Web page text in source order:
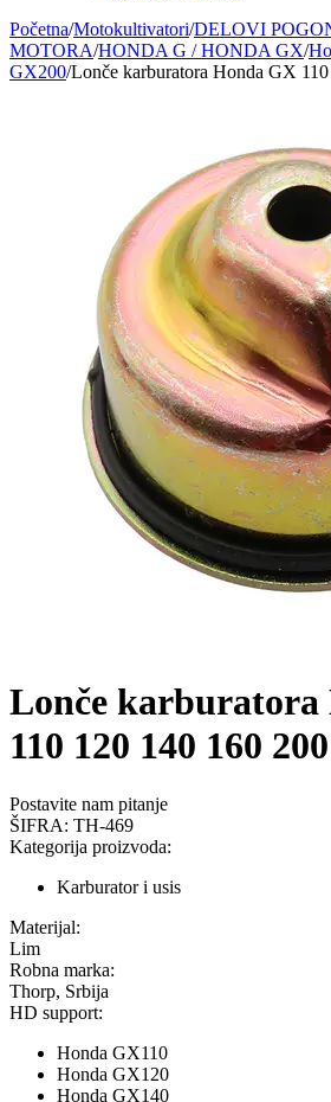
Početna/Motokultivatori/DELOVI
MOTORA/HONDA G / HONDA GX/
GX200/Lonče karburatora Honda GX
Lonče karburatora
110 120 140 160 200
Postavite nam pitanje
ŠIFRA: TH-469
Kategorija proizvoda:
Karburator i usis
Materijal:
Lim
Robna marka:
Thorp, Srbija
HD support:
Honda GX110
Honda GX120
Honda GX140